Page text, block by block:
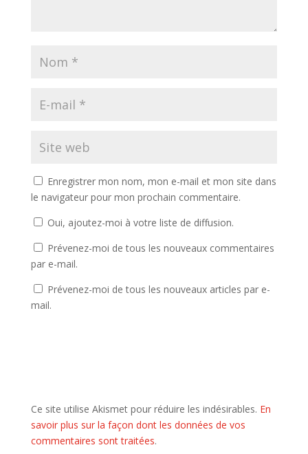
Enregistrer mon nom, mon e-mail et mon site dans
le navigateur pour mon prochain commentaire.
Oui, ajoutez-moi à votre liste de diffusion.
Prévenez-moi de tous les nouveaux commentaires
par e-mail.
Prévenez-moi de tous les nouveaux articles par e-
mail.
Ce site utilise Akismet pour réduire les indésirables. En
savoir plus sur la façon dont les données de vos
commentaires sont traitées.